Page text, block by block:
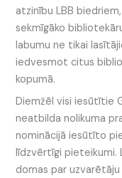
atzinību LBB
sekmīgāko
labumu ne tikai
iedvesmot citus
kopumā.
Diemžēl visi iesūtītie
neatbilda nolikuma
nominācijā iesūtīto
līdzvērtīgi pieteikumi.
domas par uzvarētāju